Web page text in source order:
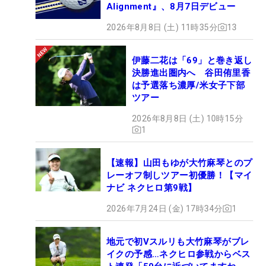
Alignment』、8月7日デビュー
2026年8月8日 (土) 11時35分 13
伊藤二花は「69」と巻き返し
決勝進出圏内へ 谷田侑里香
は予選落ち濃厚/米女子下部
ツアー
2026年8月8日 (土) 10時15分
1
【速報】山田もゆが大竹麻琴とのプ
レーオフ制しツアー初優勝！【マイ
ナビ ネクヒロ第9戦】
2026年7月24日 (金) 17時34分 1
地元で初Vスルリも大竹麻琴がブレ
イクの予感…ネクヒロ参戦からベス